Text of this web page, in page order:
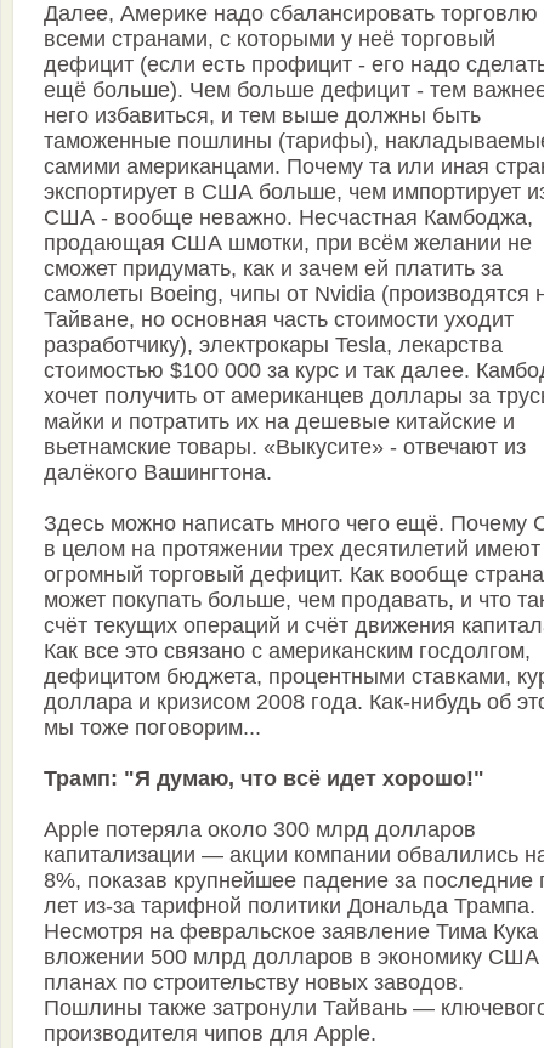
Далее, Америке надо сбалансировать торговлю
всеми странами, с которыми у неё торговый
дефицит (если есть профицит - его надо
ещё больше). Чем больше дефицит - тем
него избавиться, и тем выше должны быть
таможенные пошлины (тарифы),
самими американцами. Почему та или иная
экспортирует в США больше, чем импортирует
США - вообще неважно. Несчастная Камбоджа,
продающая США шмотки, при всём желании не
сможет придумать, как и зачем ей платить за
самолеты Boeing, чипы от Nvidia (производятся
Тайване, но основная часть стоимости уходит
разработчику), электрокары Tesla, лекарства
стоимостью $100 000 за курс и так далее.
хочет получить от американцев доллары за
майки и потратить их на дешевые китайские и
вьетнамские товары. «Выкусите» - отвечают из
далёкого Вашингтона.
Здесь можно написать много чего ещё.
в целом на протяжении трех десятилетий имеют
огромный торговый дефицит. Как вообще страна
может покупать больше, чем продавать, и что
счёт текущих операций и счёт движения
Как все это связано с американским госдолгом,
дефицитом бюджета, процентными ставками,
доллара и кризисом 2008 года. Как-нибудь об
мы тоже поговорим...
Трамп: "Я думаю, что всё идет хорошо!"
Apple потеряла около 300 млрд долларов
капитализации — акции компании обвалились
8%, показав крупнейшее падение за последние
лет из-за тарифной политики Дональда Трампа.
Несмотря на февральское заявление Тима Кука
вложении 500 млрд долларов в экономику США
планах по строительству новых заводов.
Пошлины также затронули Тайвань —
производителя чипов для Apple.